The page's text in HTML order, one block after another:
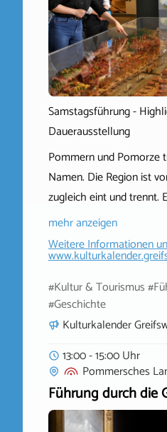
Samstagsführung -
Dauerausstellung
Pommern und Pomorze
Namen. Die Region ist
zugleich eint und trennt.
mehr anzeigen
Weitere Informationen
#Kultur & Tourismus
#Geschichte
Kulturkalender
13:00 - 15:00 Uhr
Pommersches
Führung durch die